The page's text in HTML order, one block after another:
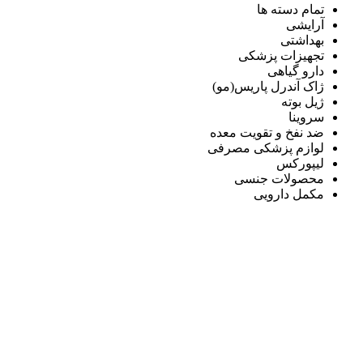
تمام دسته ها
آرایشی
بهداشتی
تجهیزات پزشکی
دارو گیاهی
ژاک آندرل پاریس(مو)
ژیل بوته
سروینا
ضد نفخ و تقویت معده
لوازم پزشکی مصرفی
لیپورکس
محصولات جنسی
مکمل دارویی